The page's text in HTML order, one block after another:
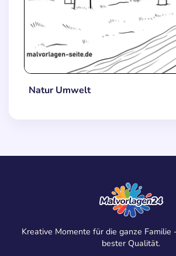
Natur Umwelt
Kreative Momente für die ganze Familie
bester Qualität.